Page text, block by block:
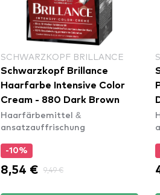
SCHWARZKOPF BRILLANCE
Schwarzkopf Brillance
Haarfarbe Intensive Color
Cream - 880 Dark Brown
Haarfärbemittel &
ansatzauffrischung
-10%
8,54 € 9,49 €